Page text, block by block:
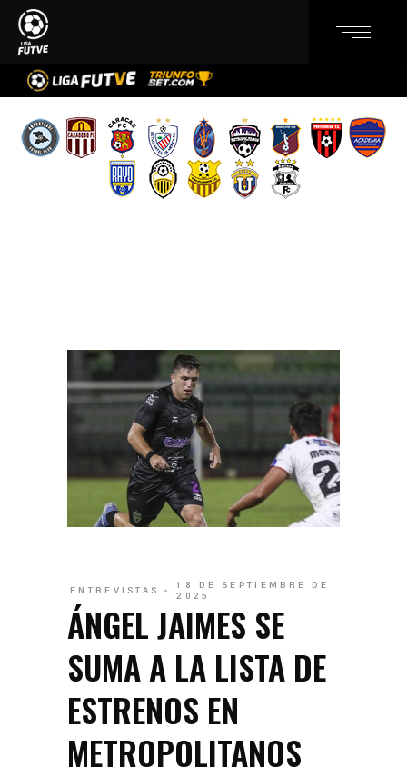
ENTREVISTAS
18 DE SEPTIEMBRE DE
2025
ÁNGEL JAIMES SE
SUMA A LA LISTA DE
ESTRENOS EN
METROPOLITANOS